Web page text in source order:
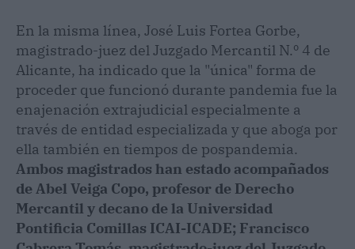
En la misma línea, José Luis Fortea Gorbe,
magistrado-juez del Juzgado Mercantil N.º 4 de
Alicante, ha indicado que la "única" forma de
proceder que funcionó durante pandemia fue la
enajenación extrajudicial especialmente a
través de entidad especializada y que aboga por
ella también en tiempos de pospandemia.
Ambos magistrados han estado acompañados
de Abel Veiga Copo, profesor de Derecho
Mercantil y decano de la Universidad
Pontificia Comillas ICAI-ICADE; Francisco